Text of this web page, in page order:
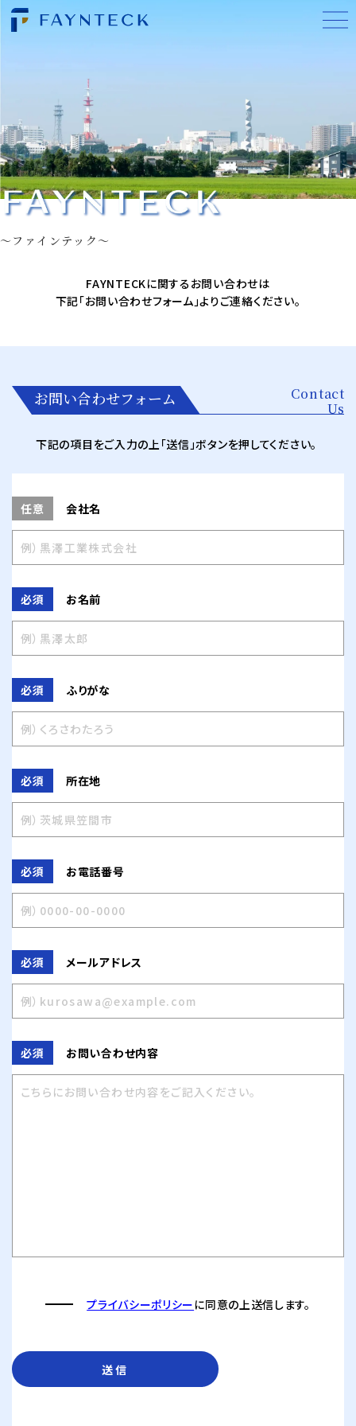
〜ファインテック〜
FAYNTECKに関するお問い合わせは
下記「お問い合わせフォーム」よりご連絡ください。
お問い合わせフォーム
Contact
Us
下記の項目をご入力の上「送信」ボタンを押してください。
任意 会社名
必須 お名前
必須 ふりがな
必須 所在地
必須 お電話番号
必須 メールアドレス
必須 お問い合わせ内容
プライバシーポリシーに同意の上送信します。